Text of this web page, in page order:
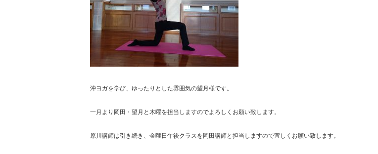
沖ヨガを学び、ゆったりとした雰囲気の望月様です。
一月より岡田・望月と木曜を担当しますのでよろしくお願い致します。
原川講師は引き続き、金曜日午後クラスを岡田講師と担当しますので宜しくお願い致します。